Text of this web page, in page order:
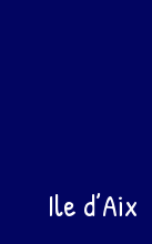
Ile d’Aix